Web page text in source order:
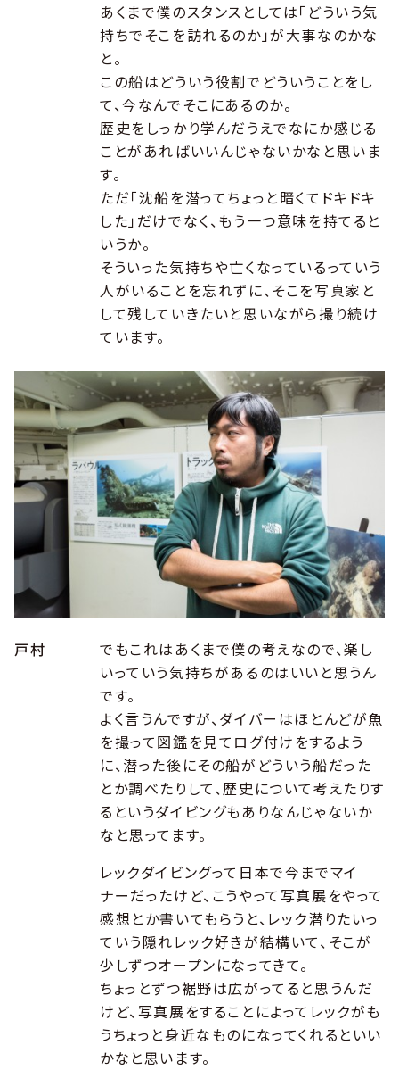
あくまで僕のスタンスとしては「どういう気
持ちでそこを訪れるのか」が大事なのかな
と。
この船はどういう役割でどういうことをし
て、今なんでそこにあるのか。
歴史をしっかり学んだうえでなにか感じる
ことがあればいいんじゃないかなと思いま
す。
ただ「沈船を潜ってちょっと暗くてドキドキ
した」だけでなく、もう一つ意味を持てると
いうか。
そういった気持ちや亡くなっているっていう
人がいることを忘れずに、そこを写真家と
して残していきたいと思いながら撮り続け
ています。
戸村
でもこれはあくまで僕の考えなので、楽し
いっていう気持ちがあるのはいいと思うん
です。
よく言うんですが、ダイバーはほとんどが魚
を撮って図鑑を見てログ付けをするよう
に、潜った後にその船がどういう船だった
とか調べたりして、歴史について考えたりす
るというダイビングもありなんじゃないか
なと思ってます。
レックダイビングって日本で今までマイ
ナーだったけど、こうやって写真展をやって
感想とか書いてもらうと、レック潜りたいっ
ていう隠れレック好きが結構いて、そこが
少しずつオープンになってきて。
ちょっとずつ裾野は広がってると思うんだ
けど、写真展をすることによってレックがも
うちょっと身近なものになってくれるといい
かなと思います。